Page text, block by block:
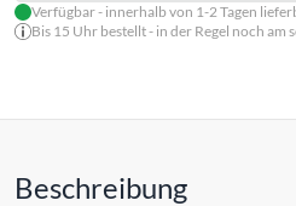
Verfügbar - innerhalb von 1-2 Tagen
Bis 15 Uhr bestellt - in der Regel noch am
Beschreibung